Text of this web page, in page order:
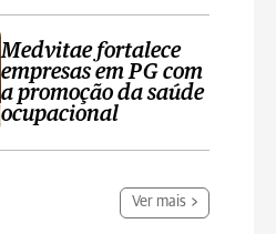
Medvitae fortalece
empresas em PG com
a promoção da saúde
ocupacional
Ver mais